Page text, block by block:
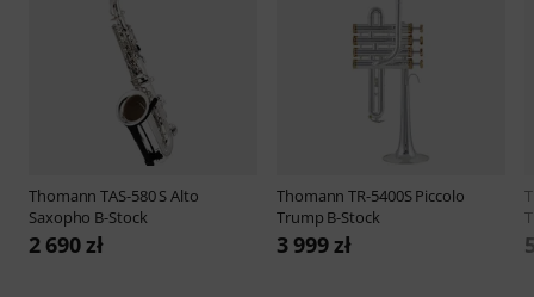
ThomannTAS-580 S Alto
Saxopho B-Stock
2 690 zł
ThomannTR-5400S Piccolo
Trump B-Stock
3 999 zł